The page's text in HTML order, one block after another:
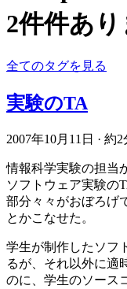
2件件あ
全てのタグを見る
実験のTA
2007年10月11日 · 約2
情報科学実験の担当
ソフトウェア実験の
部分々々がおぼろげ
とかこなせた。
学生が制作したソフ
るが、それ以外に適
のに、学生のソース